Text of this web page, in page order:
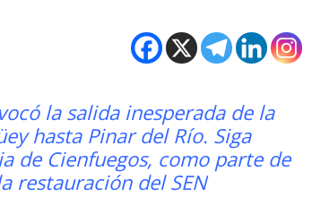
la salida inesperada de la
hasta Pinar del Río. Siga
de Cienfuegos, como parte de
restauración del SEN